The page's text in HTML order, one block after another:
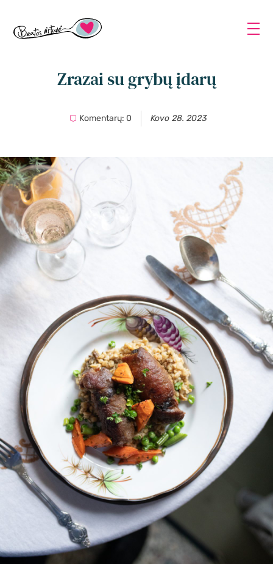
Zrazai su grybų įdarų
Komentarų: 0 Kovo 28. 2023